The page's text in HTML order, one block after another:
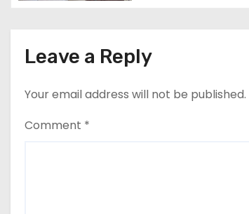
i
o
n
Leave a Reply
Your email address will not be published.
Comment *